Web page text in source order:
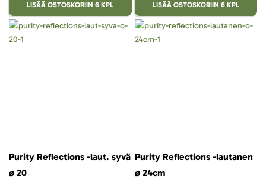
LISÄÄ OSTOSKORIIN 6 KPL LISÄÄ OSTOSKORIIN 6 KPL
Purity Reflections -laut. syvä
ø 20
Purity Reflections -lautanen
ø 24cm